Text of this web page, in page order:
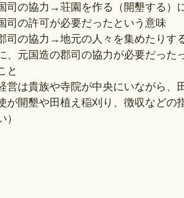
司の協力→荘園を作る（開墾する）
司の許可が必要だったという意味
司の協力→地元の人々を集めたりす
、元国造の郡司の協力が必要だった
と
営は貴族や寺院が中央にいながら、
が開墾や田植え稲刈り、徴収などの
）